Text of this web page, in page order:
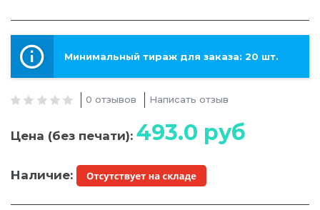
Минимальный тираж для заказа: 20 шт.
0 отзывов Написать отзыв
Цена (без печати): 493.0 руб
Наличие: